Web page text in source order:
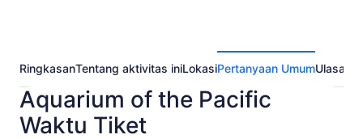
RingkasanTentang aktivitas iniLokasiPertanyaan UmumUlasan
Aquarium of the Pacific
Waktu Tiket